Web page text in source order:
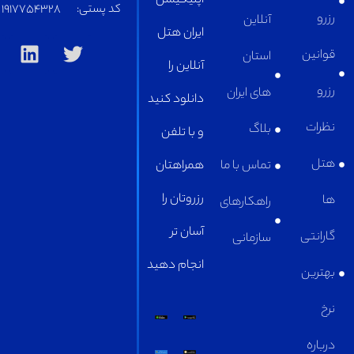
آنلاین
استان
های ایران
بلاگ
تماس با ما
راهکارهای
سازمانی
ایران هتل
آنلاین را
دانلود کنید
و با تلفن
همراهتان
رزروتان را
آسان تر
کد پستی: 1917754328